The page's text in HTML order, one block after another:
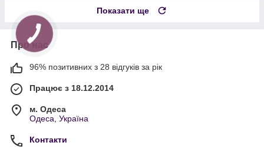
Показати ще
Про нас
96% позитивних з 28 відгуків за рік
Працює з 18.12.2014
м. Одеса
Одеса, Україна
Контакти